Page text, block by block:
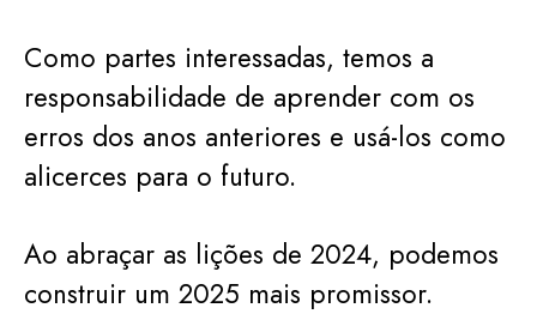
Como partes interessadas, temos a
responsabilidade de aprender com os
erros dos anos anteriores e usá-los como
alicerces para o futuro.
Ao abraçar as lições de 2024, podemos
construir um 2025 mais promissor.